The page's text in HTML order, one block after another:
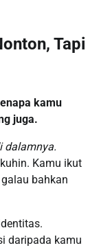
Tapi
kamu
juga.
dalamnya.
Kamu ikut
bahkan
daripada kamu